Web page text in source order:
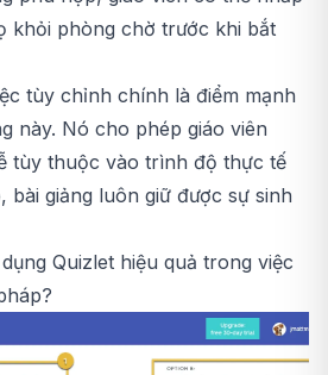
khỏi phòng chờ trước khi bắt
tùy chỉnh chính là điểm mạnh
này. Nó cho phép giáo viên
tùy thuộc vào trình độ thực tế
bài giảng luôn giữ được sự sinh
Quizlet hiệu quả trong việc